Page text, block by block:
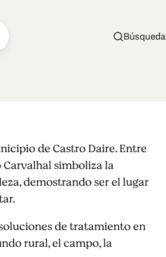
Búsqueda
de Castro Daire. Entre
Carvalhal simboliza la
demostrando ser el lugar
de tratamiento en
rural, el campo, la